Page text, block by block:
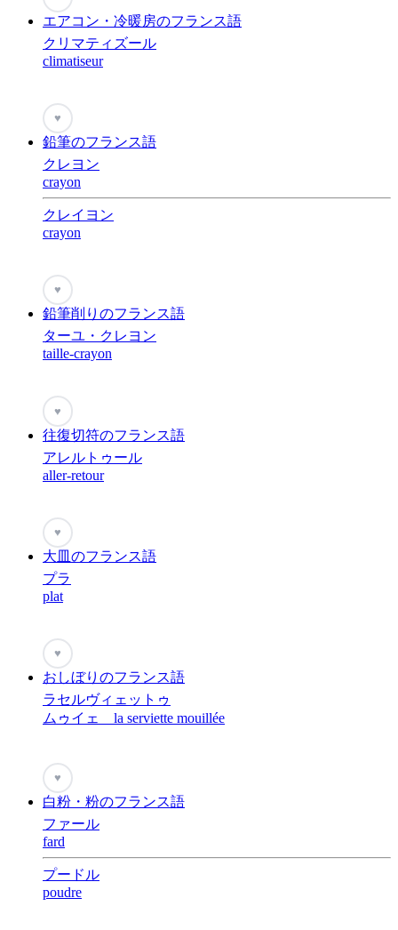
エアコン・冷暖房のフランス語
クリマティズール
climatiseur
♥
鉛筆のフランス語
クレヨン
crayon
クレイヨン
crayon
♥
鉛筆削りのフランス語
ターユ・クレヨン
taille-crayon
♥
往復切符のフランス語
アレルトゥール
aller-retour
♥
大皿のフランス語
プラ
plat
♥
おしぼりのフランス語
ラセルヴィェットゥ
ムゥイェ la serviette mouillée
♥
白粉・粉のフランス語
ファール
fard
プードル
poudre